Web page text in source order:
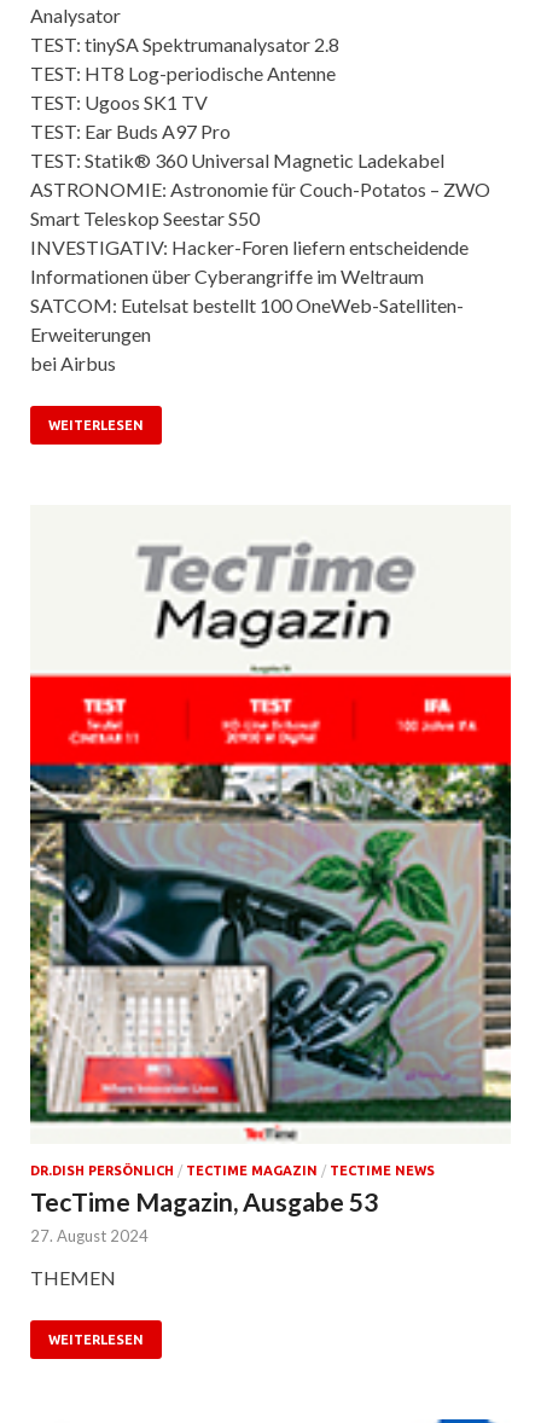
Analysator
TEST: tinySA Spektrumanalysator 2.8
TEST: HT8 Log-periodische Antenne
TEST: Ugoos SK1 TV
TEST: Ear Buds A97 Pro
TEST: Statik® 360 Universal Magnetic Ladekabel
ASTRONOMIE: Astronomie für Couch-Potatos – ZWO
Smart Teleskop Seestar S50
INVESTIGATIV: Hacker-Foren liefern entscheidende
Informationen über Cyberangriffe im Weltraum
SATCOM: Eutelsat bestellt 100 OneWeb-Satelliten-
Erweiterungen
bei Airbus
WEITERLESEN
DR.DISH PERSÖNLICH / TECTIME MAGAZIN / TECTIME NEWS
TecTime Magazin, Ausgabe 53
27. August 2024
THEMEN
WEITERLESEN